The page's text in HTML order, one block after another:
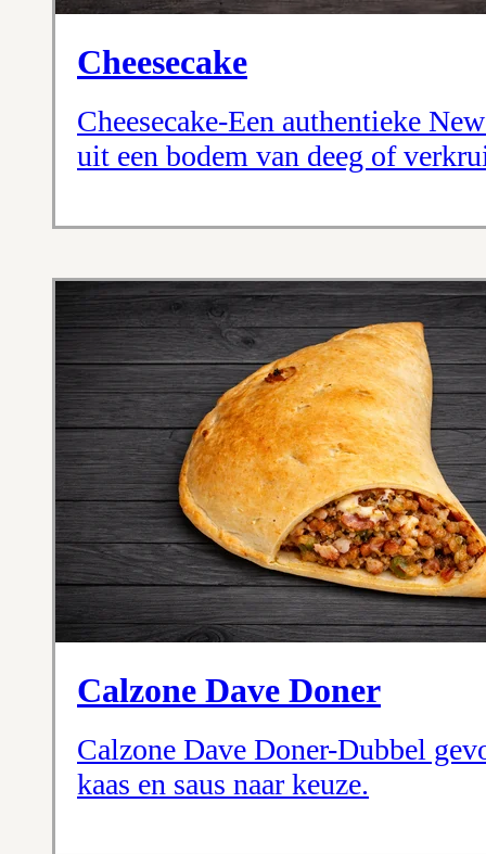
Cheesecake
Cheesecake-Een authentieke
uit een bodem van deeg of
Calzone Dave Doner
Calzone Dave Doner-Dubbel
kaas en saus naar keuze.